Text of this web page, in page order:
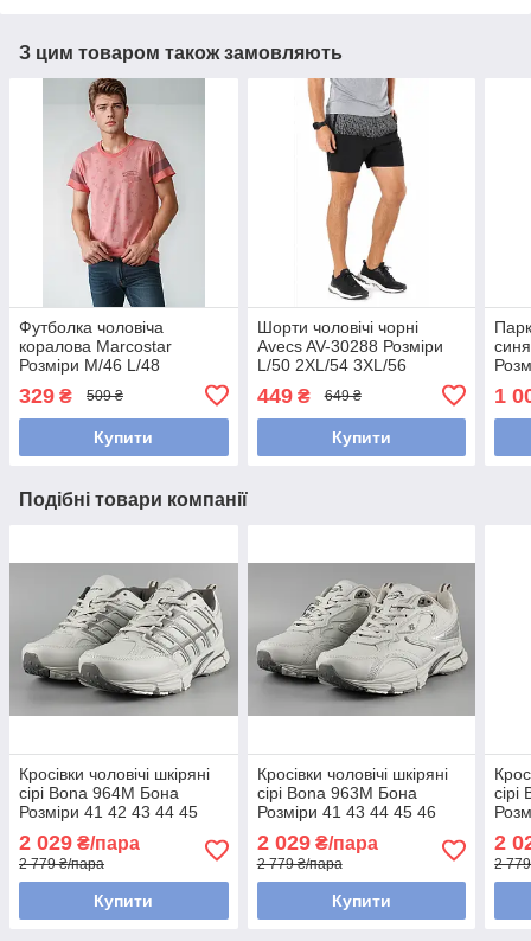
З цим товаром також замовляють
Футболка чоловіча
коралова Marcostar
Розміри M/46 L/48
329 ₴ 509 ₴
Купити
Шорти чоловічі чорні
Avecs AV-30288 Розміри
L/50 2XL/54 3XL/56
449₴ 649 ₴
Купити
1
Подібні товари компанії
Кросівки чоловічі шкіряні
сірі Bona 964M Бона
Розміри 41 42 43 44 45
2 029 ₴/пара
2 779 ₴/пара
Купити
Кросівки чоловічі шкіряні
сірі Bona 963M Бона
Розміри 41 43 44 45 46
2 029₴/пара
2 779 ₴/пара
Купити
2
2